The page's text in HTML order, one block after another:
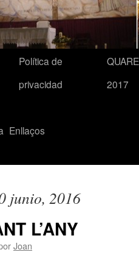
Política de
privacidad
2017
Enllaços
junio, 2016
L’ANY
Joan